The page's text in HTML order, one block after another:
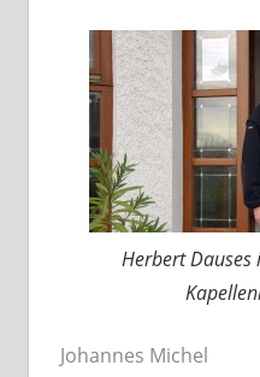
Herbert Dauses
Johannes Michel